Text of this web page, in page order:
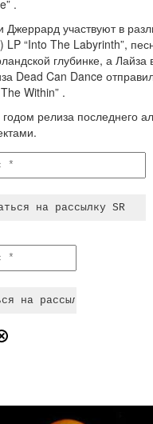
.
участвуют в
“Into The Labyrinth”,
глубинке, а
Dead Can Dance
Within” .
годом релиза последнего